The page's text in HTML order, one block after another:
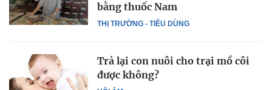
THỊ TRƯỜNG - TIÊU DÙNG
bằng thuốc Nam
Trả lại con nuôi cho trại mồ côi
được không?